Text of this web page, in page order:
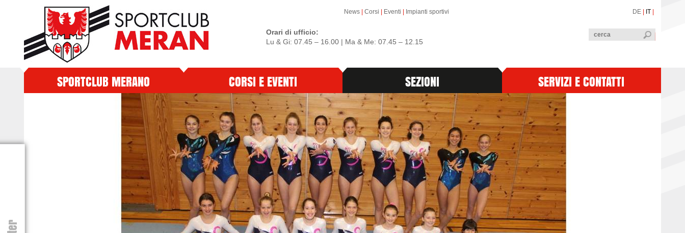
News |Corsi Eventi Impianti sportivi
Orari di ufficio:
Lu & Gi: 07.45 – 16.00 | Ma & Me: 07.45 – 12.15
DE IT
SPORTCLUB MERANO CORSI E EVENTI SEZIONI SERVIZI E CONTATTI